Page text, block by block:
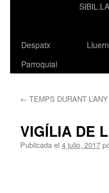
SIBIL.LA
Despatx
Parroquial
← TEMPS DURANT
VIGÍLIA DE
Publicada el 4 julio, 2017